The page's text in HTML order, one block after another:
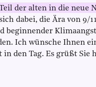
der alten in die neue
dabei, die Ära von 9/
beginnender
Ich wünsche Ihnen
den Tag. Es grüßt Sie